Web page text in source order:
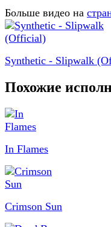
Больше видео на
Synthetic - Slipwalk
Похожие
In Flames
Crimson Sun